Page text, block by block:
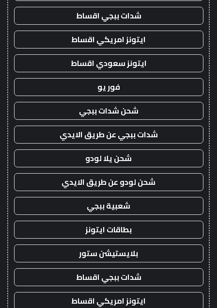
شدات ببجي اقساط
ايتونز امريكي اقساط
ايتونز سعودي اقساط
فور يو
شحن شدات ببجي
شدات ببجي عن طريق الايدي
شحن يلا لودو
شحن لودو عن طريق الايدي
شعبية ببجي
بطاقات ايتونز
بلايستيشن ستور
شدات ببجي اقساط
ايتونز امريكي اقساط